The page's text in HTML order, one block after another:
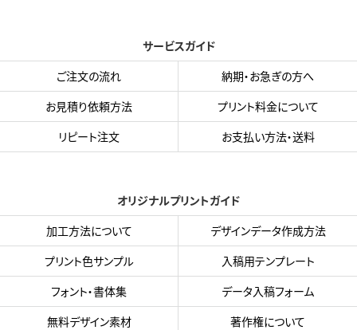
サービスガイド
ご注文の流れ
納期・お急ぎの方へ
お見積り依頼方法
プリント料金について
リピート注文
お支払い方法・送料
オリジナルプリントガイド
加工方法について
デザインデータ作成方法
プリント色サンプル
入稿用テンプレート
フォント・書体集
データ入稿フォーム
無料デザイン素材
著作権について